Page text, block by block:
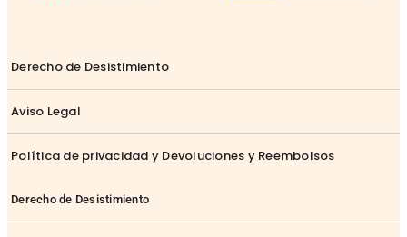
Derecho de Desistimiento
Aviso Legal
Política de privacidad y Devoluciones y Reembolsos
Derecho de Desistimiento